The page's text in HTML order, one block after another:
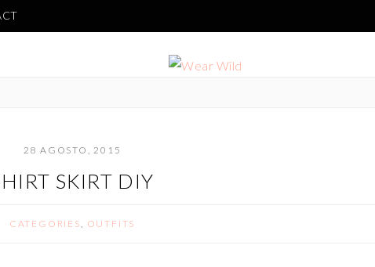
28 AGOSTO, 2015
SKIRT DIY
CATEGORIES, OUTFITS